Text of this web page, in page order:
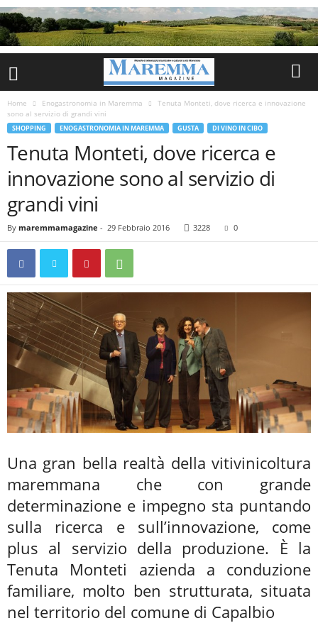
Home Enogastronomia in Maremma
Tenuta Monteti, dove ricerca e innovazione
sono al servizio di grandi vini
SHOPPING ENOGASTRONOMIA IN MAREMMA GUSTA DI VINO IN CIBO
Tenuta Monteti, dove ricerca e
innovazione sono al servizio di
grandi vini
By maremmamagazine - 29 Febbraio 2016 3228 0
Una gran bella realtà della vitivinicoltura
maremmana che con grande
determinazione e impegno sta puntando
sulla ricerca e sull’innovazione, come
plus al servizio della produzione. È la
Tenuta Monteti azienda a conduzione
familiare, molto ben strutturata, situata
nel territorio del comune di Capalbio